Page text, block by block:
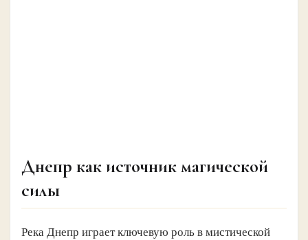
Днепр как источник магической
силы
Река Днепр играет ключевую роль в мистической